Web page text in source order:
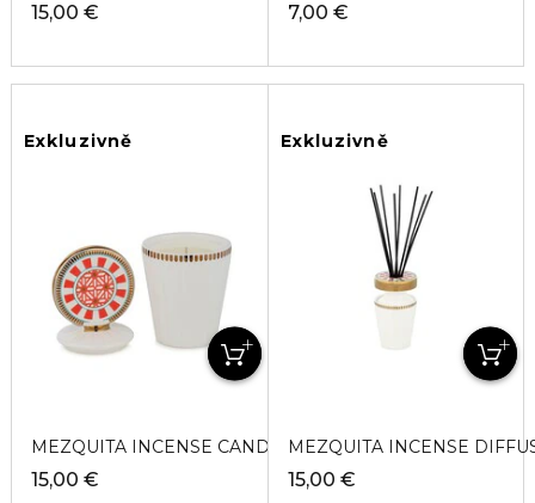
15,00 € 7,00 €
Exkluzivně
MEZQUITA INCENSE CANDLE Sviečka
15,00 €
Exkluzivně
MEZQUITA INCENSE
15,00 €